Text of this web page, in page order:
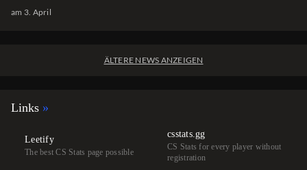
am 3. April
ÄLTERE NEWS ANZEIGEN
01.10.2025
Zustand CS2: Es passiert
Links
Leetify
The best CS Stats page possible
csstats.gg
CS Stats for every player without
registration